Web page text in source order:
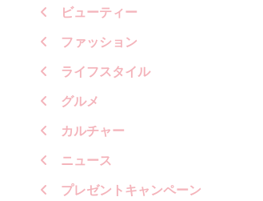
ビューティー
ファッション
ライフスタイル
グルメ
カルチャー
ニュース
プレゼントキャンペーン